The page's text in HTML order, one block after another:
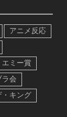
アニメ反応
エミー賞
ラ会
・キング